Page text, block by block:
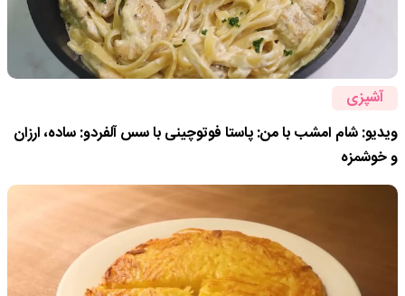
آشپزی
ویدیو: شام امشب با من: پاستا فوتوچینی با سس آلفردو: ساده، ارزان
و خوشمزه